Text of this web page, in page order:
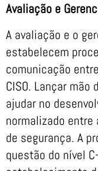
Avaliação e
A avaliação e o
estabelecem
comunicação
CISO. Lançar mão
ajudar no
normalizado
de segurança. A
questão do nível